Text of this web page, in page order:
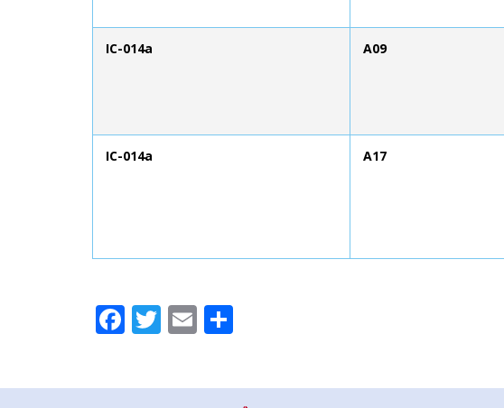
IC-014a A09
IC-014a A17
Facebook
Twitter
Email